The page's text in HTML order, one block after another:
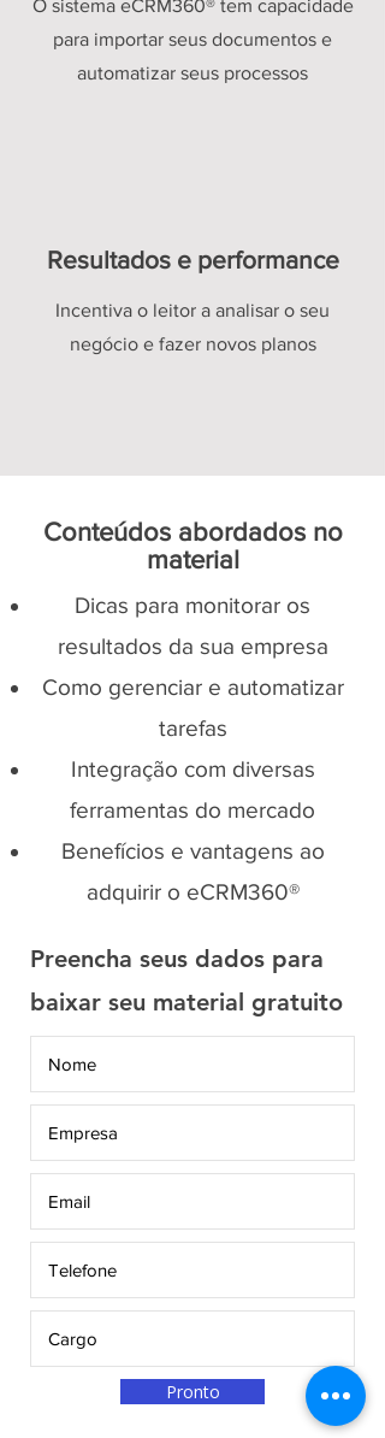
O sistema eCRM360® tem capacidade
para importar seus documentos e
automatizar seus processos
Resultados e performance
Incentiva o leitor a analisar o seu
negócio e fazer novos planos
Conteúdos abordados no
material
Dicas para monitorar os
resultados da sua empresa
Como gerenciar e automatizar
tarefas
Integração com diversas
ferramentas do mercado
Benefícios e vantagens ao
adquirir o eCRM360®
Preencha seus dados para
baixar seu material gratuito
Pronto